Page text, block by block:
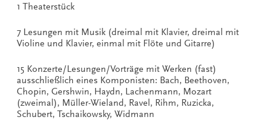
1 Theaterstück
7 Lesungen mit Musik (dreimal mit Klavier, dreimal mit
Violine und Klavier, einmal mit Flöte und Gitarre)
15 Konzerte/Lesungen/Vorträge mit Werken (fast)
ausschließlich eines Komponisten: Bach, Beethoven,
Chopin, Gershwin, Haydn, Lachenmann, Mozart
(zweimal), Müller-Wieland, Ravel, Rihm, Ruzicka,
Schubert, Tschaikowsky, Widmann